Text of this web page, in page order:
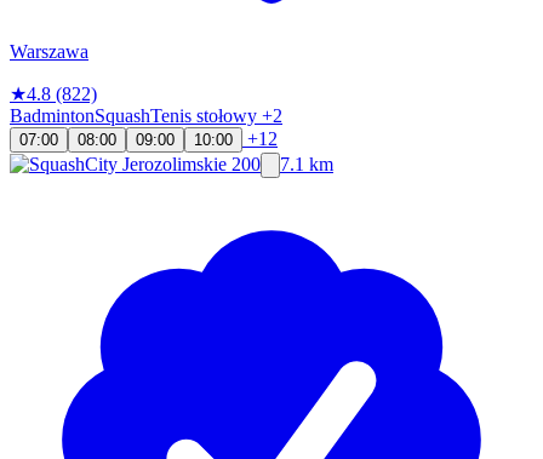
Warszawa
★4.8 (822)
BadmintonSquashTenis stołowy +2
07:00 08:00 09:00 10:00
+12
7.1 km